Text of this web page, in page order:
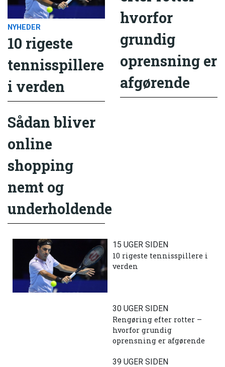
NYHEDER
10 rigeste
tennisspillere
i verden
hvorfor
grundig
oprensning er
afgørende
Sådan bliver
online
shopping
nemt og
underholdende
15 UGER SIDEN
10 rigeste tennisspillere i
verden
30 UGER SIDEN
Rengøring efter rotter –
hvorfor grundig
oprensning er afgørende
39 UGER SIDEN